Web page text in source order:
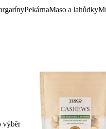
PekárnaMaso a lahůdky
výběr